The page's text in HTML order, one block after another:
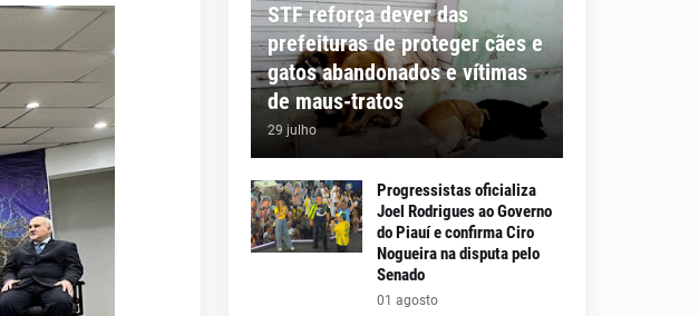
STF reforça dever das
prefeituras de proteger cães e
gatos abandonados e vítimas
de maus-tratos
29 julho
Progressistas oficializa
Joel Rodrigues ao Governo
do Piauí e confirma Ciro
Nogueira na disputa pelo
Senado
01 agosto